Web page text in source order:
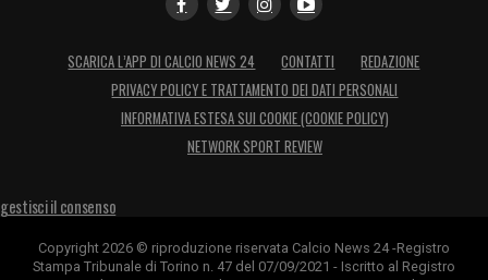
SCARICA L’APP DI CALCIO NEWS 24 CONTATTI
REDAZIONE
PRIVACY POLICY E TRATTAMENTO DEI DATI PERSONALI
INFORMATIVA ESTESA SUI COOKIE (COOKIE POLICY)
NETWORK SPORT REVIEW
gestisci il consenso
Copyright 2026 © riproduzione riservata Calcio News 24 -Registro
Stampa Tribunale di Torino n. 47 del 07/09/2021 - Iscritto al Registro